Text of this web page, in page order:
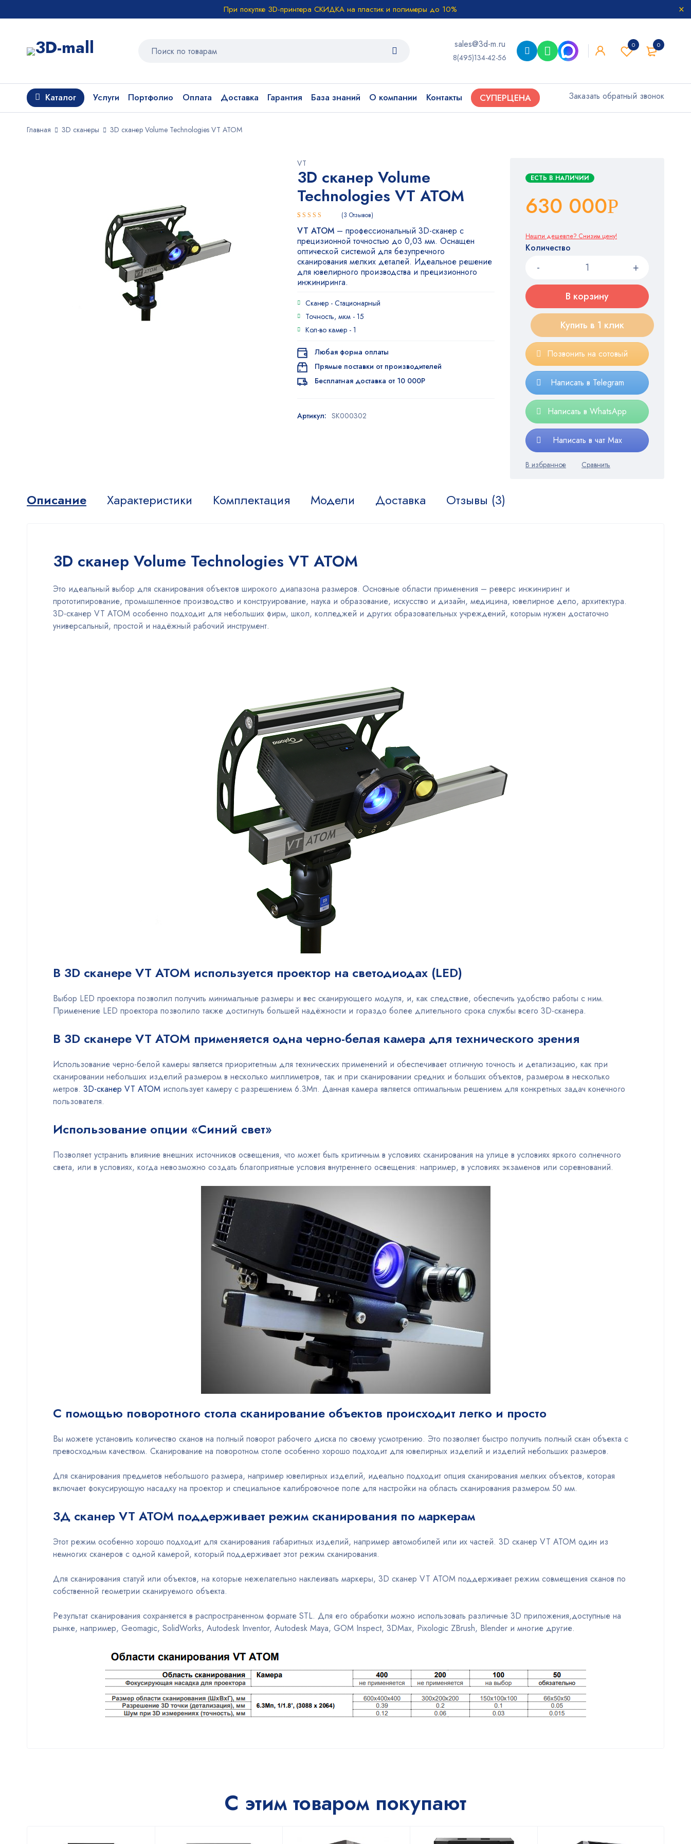
При покупке 3D-принтера СКИДКА на пластик и полимеры до 10%
0
0
sales@3d-m.ru
8(495)134-42-56
Каталог Услуги Портфолио Оплата Доставка Гарантия База знаний О компании Контакты СУПЕРЦЕНА Заказать обратный звонок
Главная 3D сканеры 3D сканер Volume Technologies VT ATOM
VT
3D сканер Volume
Technologies VT ATOM
Рейтинг
4.33 из 5
на
основе
опроса
3
пользователей
3 Отзывов
VT ATOM – профессиональный 3D-сканер с
прецизионной точностью до 0,03 мм. Оснащен
оптической системой для безупречного
сканирования мелких деталей. Идеальное решение
для ювелирного производства и прецизионного
инжиниринга.
Сканер - Стационарный
Точность, мкм - 15
Кол-во камер - 1
ЕСТЬ В НАЛИЧИИ
630 000Р
Нашли дешевле? Снизим цену!
Количество
В корзину
Купить в 1 клик
Позвонить на сотовый
Написать в Telegram
Написать в WhatsApp
Написать в чат Max
Любая форма оплаты
Прямые поставки от производителей
Бесплатная доставка от 10 000Р
Артикул: SK000302
Описание Характеристики Комплектация Модели Доставка Отзывы (3)
3D сканер Volume Technologies VT ATOM
Это идеальный выбор для сканирования объектов широкого диапазона размеров. Основные области применения – реверс инжиниринг и
прототипирование, промышленное производство и конструирование, наука и образование, искусство и дизайн, медицина, ювелирное дело, архитектура.
3D-сканер VT ATOM особенно подходит для небольших фирм, школ, колледжей и других образовательных учреждений, которым нужен достаточно
универсальный, простой и надёжный рабочий инструмент.
В 3D сканере VT ATOM используется проектор на светодиодах (LED)
Выбор LED проектора позволил получить минимальные размеры и вес сканирующего модуля, и, как следствие, обеспечить удобство работы с ним.
Применение LED проектора позволило также достигнуть большей надёжности и гораздо более длительного срока службы всего 3D-сканера.
В 3D сканере VT ATOM применяется одна черно-белая камера для технического зрения
Использование черно-белой камеры является приоритетным для технических применений и обеспечивает отличную точность и детализацию, как при
сканировании небольших изделий размером в несколько миллиметров, так и при сканировании средних и больших объектов, размером в несколько
метров. 3D-сканер VT ATOM использует камеру с разрешением 6.3Мп. Данная камера является оптимальным решением для конкретных задач конечного
пользователя.
Использование опции «Синий свет»
Позволяет устранить влияние внешних источников освещения, что может быть критичным в условиях сканирования на улице в условиях яркого солнечного
света, или в условиях, когда невозможно создать благоприятные условия внутреннего освещения: например, в условиях экзаменов или соревнований.
С помощью поворотного стола сканирование объектов происходит легко и просто
Вы можете установить количество сканов на полный поворот рабочего диска по своему усмотрению. Это позволяет быстро получить полный скан объекта с
превосходным качеством. Сканирование на поворотном столе особенно хорошо подходит для ювелирных изделий и изделий небольших размеров.
Для сканирования предметов небольшого размера, например ювелирных изделий, идеально подходит опция сканирования мелких объектов, которая
включает фокусирующую насадку на проектор и специальное калибровочное поле для настройки на область сканирования размером 50 мм.
3Д сканер VT ATOM поддерживает режим сканирования по маркерам
Этот режим особенно хорошо подходит для сканирования габаритных изделий, например автомобилей или их частей. 3D сканер VT ATOM один из
немногих сканеров с одной камерой, который поддерживает этот режим сканирования.
Для сканирования статуй или объектов, на которые нежелательно наклеивать маркеры, 3D сканер VT ATOM поддерживает режим совмещения сканов по
собственной геометрии сканируемого объекта.
Результат сканирования сохраняется в распространенном формате STL. Для его обработки можно использовать различные 3D приложения,доступные на
рынке, например, Geomagic, SolidWorks, Autodesk Inventor, Autodesk Maya, GOM Inspect, 3DMax, Pixologic ZBrush, Blender и многие другие.
С этим товаром покупают